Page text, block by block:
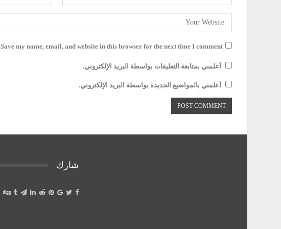
Save my name, email, and website in this browser for the next time I comment.
أعلمني بمتابعة التعليقات بواسطة البريد الإلكتروني.
أعلمني بالمواضيع الجديدة بواسطة البريد الإلكتروني.
شارك